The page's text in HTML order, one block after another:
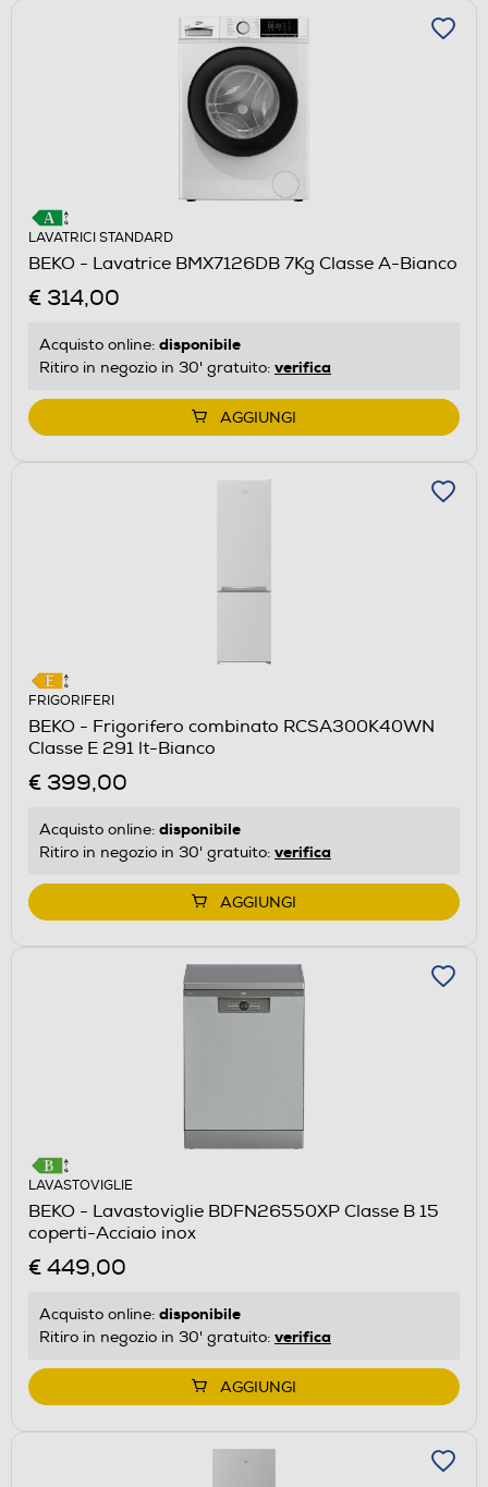
LAVATRICI STANDARD
BEKO - Lavatrice BMX7126DB 7Kg Classe A-Bianco
€ 314,00
Acquisto online: disponibile
Ritiro in negozio in 30' gratuito: verifica
AGGIUNGI
FRIGORIFERI
BEKO - Frigorifero combinato RCSA300K40WN
Classe E 291 lt-Bianco
€ 399,00
Acquisto online: disponibile
Ritiro in negozio in 30' gratuito: verifica
AGGIUNGI
LAVASTOVIGLIE
BEKO - Lavastoviglie BDFN26550XP Classe B 15
coperti-Acciaio inox
€ 449,00
Acquisto online: disponibile
Ritiro in negozio in 30' gratuito: verifica
AGGIUNGI